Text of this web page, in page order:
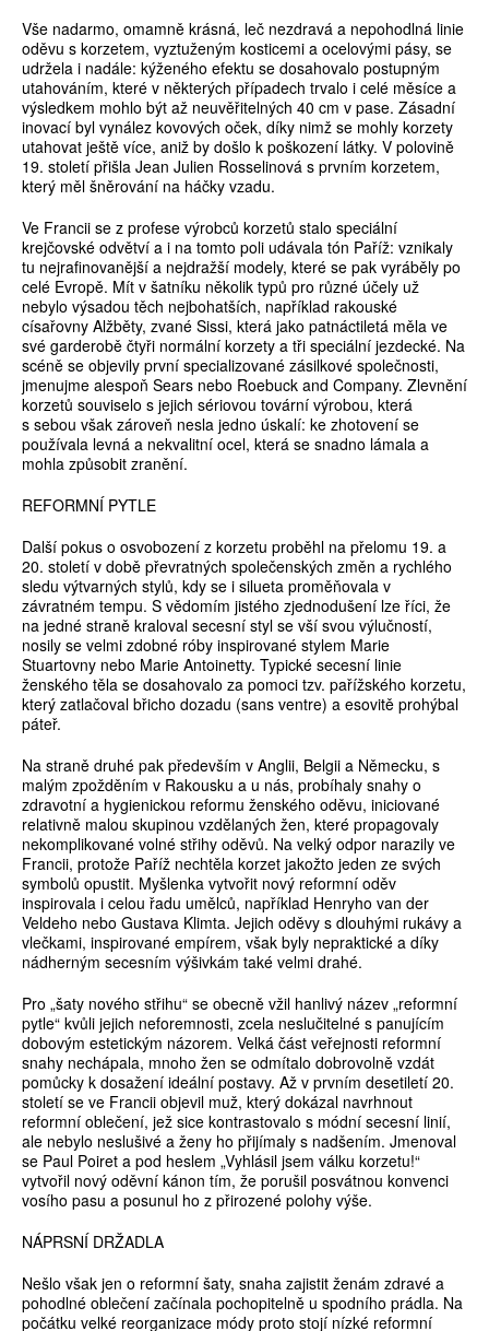
Vše nadarmo, omamně krásná, leč nezdravá a nepohodlná linie
oděvu s korzetem, vyztuženým kosticemi a ocelovými pásy, se
udržela i nadále: kýženého efektu se dosahovalo postupným
utahováním, které v některých případech trvalo i celé měsíce a
výsledkem mohlo být až neuvěřitelných 40 cm v pase. Zásadní
inovací byl vynález kovových oček, díky nimž se mohly korzety
utahovat ještě více, aniž by došlo k poškození látky. V polovině
19. století přišla Jean Julien Rosselinová s prvním korzetem,
který měl šněrování na háčky vzadu.
Ve Francii se z profese výrobců korzetů stalo speciální
krejčovské odvětví a i na tomto poli udávala tón Paříž: vznikaly
tu nejrafinovanější a nejdražší modely, které se pak vyráběly po
celé Evropě. Mít v šatníku několik typů pro různé účely už
nebylo výsadou těch nejbohatších, například rakouské
císařovny Alžběty, zvané Sissi, která jako patnáctiletá měla ve
své garderobě čtyři normální korzety a tři speciální jezdecké. Na
scéně se objevily první specializované zásilkové společnosti,
jmenujme alespoň Sears nebo Roebuck and Company. Zlevnění
korzetů souviselo s jejich sériovou tovární výrobou, která
s sebou však zároveň nesla jedno úskalí: ke zhotovení se
používala levná a nekvalitní ocel, která se snadno lámala a
mohla způsobit zranění.
REFORMNÍ PYTLE
Další pokus o osvobození z korzetu proběhl na přelomu 19. a
20. století v době převratných společenských změn a rychlého
sledu výtvarných stylů, kdy se i silueta proměňovala v
závratném tempu. S vědomím jistého zjednodušení lze říci, že
na jedné straně kraloval secesní styl se vší svou výlučností,
nosily se velmi zdobné róby inspirované stylem Marie
Stuartovny nebo Marie Antoinetty. Typické secesní linie
ženského těla se dosahovalo za pomoci tzv. pařížského korzetu,
který zatlačoval břicho dozadu (sans ventre) a esovitě prohýbal
páteř.
Na straně druhé pak především v Anglii, Belgii a Německu, s
malým zpožděním v Rakousku a u nás, probíhaly snahy o
zdravotní a hygienickou reformu ženského oděvu, iniciované
relativně malou skupinou vzdělaných žen, které propagovaly
nekomplikované volné střihy oděvů. Na velký odpor narazily ve
Francii, protože Paříž nechtěla korzet jakožto jeden ze svých
symbolů opustit. Myšlenka vytvořit nový reformní oděv
inspirovala i celou řadu umělců, například Henryho van der
Veldeho nebo Gustava Klimta. Jejich oděvy s dlouhými rukávy a
vlečkami, inspirované empírem, však byly nepraktické a díky
nádherným secesním výšivkám také velmi drahé.
Pro „šaty nového střihu“ se obecně vžil hanlivý název „reformní
pytle“ kvůli jejich neforemnosti, zcela neslučitelné s panujícím
dobovým estetickým názorem. Velká část veřejnosti reformní
snahy nechápala, mnoho žen se odmítalo dobrovolně vzdát
pomůcky k dosažení ideální postavy. Až v prvním desetiletí 20.
století se ve Francii objevil muž, který dokázal navrhnout
reformní oblečení, jež sice kontrastovalo s módní secesní linií,
ale nebylo neslušivé a ženy ho přijímaly s nadšením. Jmenoval
se Paul Poiret a pod heslem „Vyhlásil jsem válku korzetu!“
vytvořil nový oděvní kánon tím, že porušil posvátnou konvenci
vosího pasu a posunul ho z přirozené polohy výše.
NÁPRSNÍ DRŽADLA
Nešlo však jen o reformní šaty, snaha zajistit ženám zdravé a
pohodlné oblečení začínala pochopitelně u spodního prádla. Na
počátku velké reorganizace módy proto stojí nízké reformní